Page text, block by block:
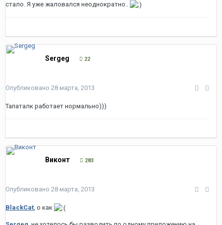
стало. Я уже жаловался неоднократно..
Sergeg 22
Опубликовано 28 марта, 2013
Тапаталк работает нормально)))
Виконт 283
Опубликовано 28 марта, 2013
BlackCat, о как